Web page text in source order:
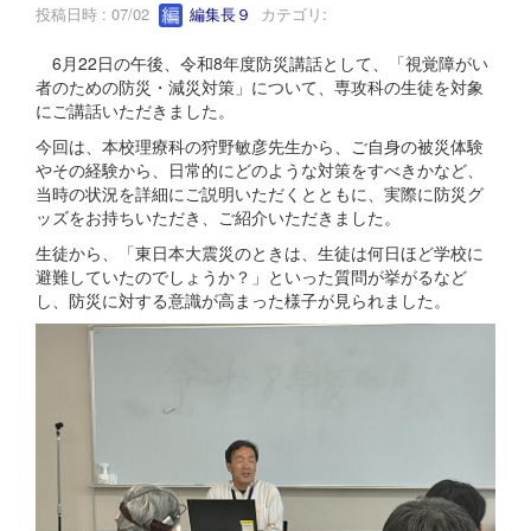
投稿日時 : 07/02 編集長９ カテゴリ:
6月22日の午後、令和8年度防災講話として、「視覚障がい
者のための防災・減災対策」について、専攻科の生徒を対象
にご講話いただきました。
今回は、本校理療科の狩野敏彦先生から、ご自身の被災体験
やその経験から、日常的にどのような対策をすべきかなど、
当時の状況を詳細にご説明いただくとともに、実際に防災グ
ッズをお持ちいただき、ご紹介いただきました。
生徒から、「東日本大震災のときは、生徒は何日ほど学校に
避難していたのでしょうか？」といった質問が挙がるなど
し、防災に対する意識が高まった様子が見られました。